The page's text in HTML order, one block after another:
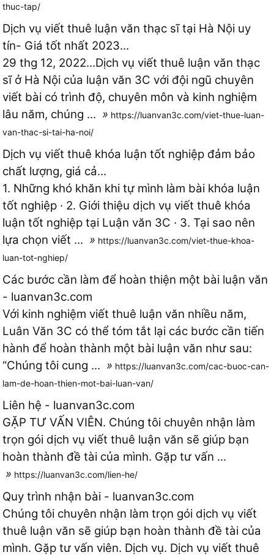
thuc-tap/
Dịch vụ viết thuê luận văn thạc sĩ tại Hà Nội uy
tín- Giá tốt nhất 2023...
29 thg 12, 2022...Dịch vụ viết thuê luận văn thạc
sĩ ở Hà Nội của luận văn 3C với đội ngũ chuyên
viết bài có trình độ, chuyên môn và kinh nghiệm
lâu năm, chúng ... » https://luanvan3c.com/viet-thue-luan-
van-thac-si-tai-ha-noi/
Dịch vụ viết thuê khóa luận tốt nghiệp đảm bảo
chất lượng, giá cả...
1. Những khó khăn khi tự mình làm bài khóa luận
tốt nghiệp · 2. Giới thiệu dịch vụ viết thuê khóa
luận tốt nghiệp tại Luận văn 3C · 3. Tại sao nên
lựa chọn viết ... » https://luanvan3c.com/viet-thue-khoa-
luan-tot-nghiep/
Các bước cần làm để hoàn thiện một bài luận văn
- luanvan3c.com
Với kinh nghiệm viết thuê luận văn nhiều năm,
Luân Văn 3C có thể tóm tắt lại các bước cần tiến
hành để hoàn thành một bài luận văn như sau:
“Chúng tôi cung ... » https://luanvan3c.com/cac-buoc-can-
lam-de-hoan-thien-mot-bai-luan-van/
Liên hệ - luanvan3c.com
GẶP TƯ VẤN VIÊN. Chúng tôi chuyên nhận làm
trọn gói dịch vụ viết thuê luận văn sẽ giúp bạn
hoàn thành đề tài của mình. Gặp tư vấn ...
» https://luanvan3c.com/lien-he/
Quy trình nhận bài - luanvan3c.com
Chúng tôi chuyên nhận làm trọn gói dịch vụ viết
thuê luận văn sẽ giúp bạn hoàn thành đề tài của
mình. Gặp tư vấn viên. Dịch vụ. Dịch vụ viết thuê